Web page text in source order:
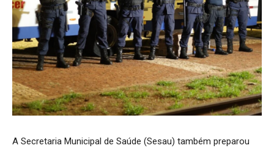
A Secretaria Municipal de Saúde (Sesau) também preparou